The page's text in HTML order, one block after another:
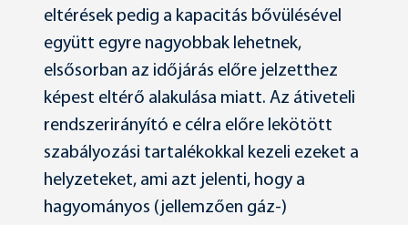
eltérések pedig a kapacitás bővülésével
együtt egyre nagyobbak lehetnek,
elsősorban az időjárás előre jelzetthez
képest eltérő alakulása miatt. Az átiveteli
rendszerirányító e célra előre lekötött
szabályozási tartalékokkal kezeli ezeket a
helyzeteket, ami azt jelenti, hogy a
hagyományos (jellemzően gáz-)